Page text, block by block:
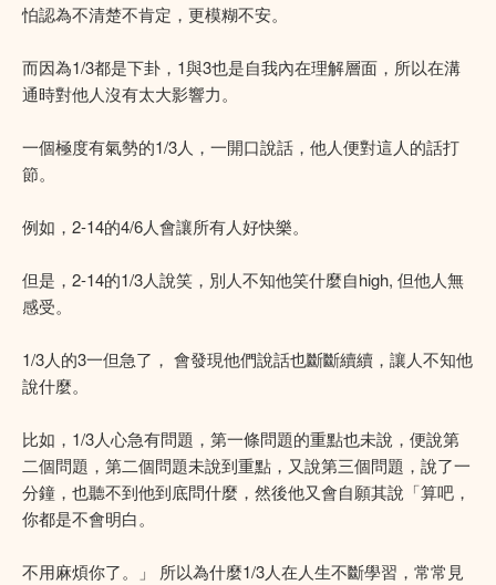
怕認為不清楚不肯定，更模糊不安。
而因為1/3都是下卦，1與3也是自我內在理解層面，所以在溝
通時對他人沒有太大影響力。
一個極度有氣勢的1/3人，一開口說話，他人便對這人的話打
節。
例如，2-14的4/6人會讓所有人好快樂。
但是，2-14的1/3人說笑，別人不知他笑什麼自high, 但他人無
感受。
1/3人的3一但急了， 會發現他們說話也斷斷續續，讓人不知他
說什麼。
比如，1/3人心急有問題，第一條問題的重點也未說，便說第
二個問題，第二個問題未說到重點，又說第三個問題，說了一
分鐘，也聽不到他到底問什麼，然後他又會自願其說「算吧，
你都是不會明白。
不用麻煩你了。」 所以為什麼1/3人在人生不斷學習，常常見